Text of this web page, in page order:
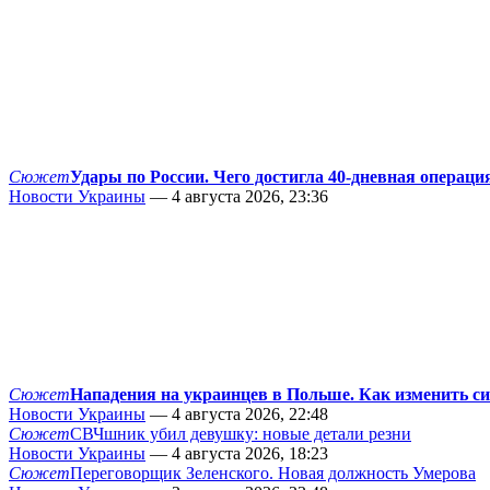
СюжетУдары по России. Чего достигла 40-дневная
Новости Украины — 4 августа 2026, 23:36
СюжетНападения на украинцев в Польше. Как изменить
Новости Украины — 4 августа 2026, 22:48
СюжетСВЧшник убил девушку: новые детали резни
Новости Украины — 4 августа 2026, 18:23
СюжетПереговорщик Зеленского. Новая должность Умерова